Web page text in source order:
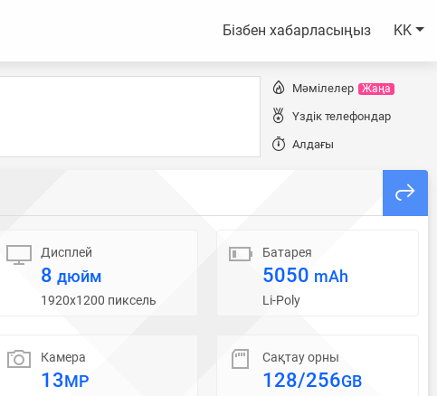
Бізбен хабарласыңыз KK
Мәмілелер Жаңа
Үздік телефондар
Алдағы
Дисплей
8дюйм
1920x1200 пиксель
Батарея
5050 mAh
Li-Poly
Камера
13MP
Сақтау орны
128/256GB